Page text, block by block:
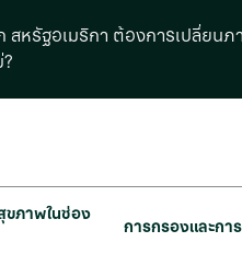
สหรัฐอเมริกา ต้องการเปลี่ยนภ
ขภาพในช่อง
การกรองและกา